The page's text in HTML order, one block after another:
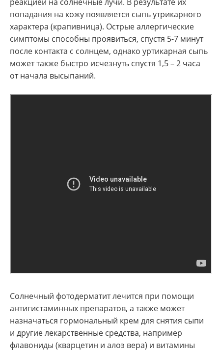
попадания на кожу появляется сыпь утрикарного
характера (крапивница). Острые аллергические
симптомы способны проявиться, спустя 5-7 минут
после контакта с солнцем, однако уртикарная сыпь
может также быстро исчезнуть спустя 1,5 – 2 часа
от начала высыпаний.
Солнечный фотодерматит лечится при помощи
антигистаминных препаратов, а также может
назначаться гормональный крем для снятия сыпи
и другие лекарственные средства, например
флавониды (кварцетин и алоэ вера) и витамины